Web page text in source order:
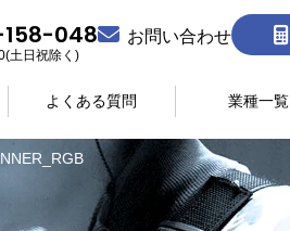
158-048
土日祝除く)
お問い合わせ
よくある質問 業種一覧